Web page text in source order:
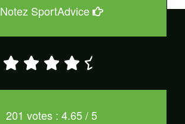
Notez SportAdvice
201 votes : 4.65 / 5